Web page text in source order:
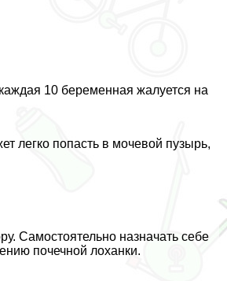
10 беременная жалуется на
легко попасть в мочевой пузырь,
Самостоятельно назначать себе
почечной лоханки.